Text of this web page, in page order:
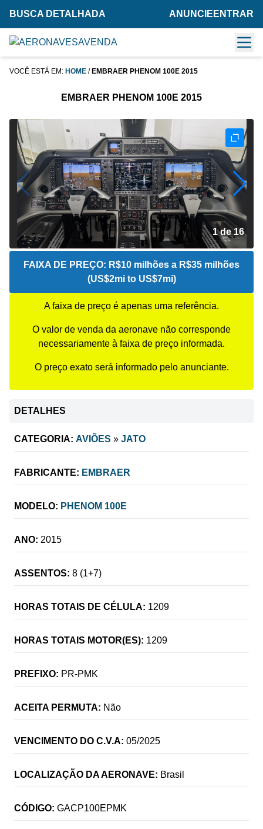
BUSCA DETALHADA ANUNCIE ENTRAR
VOCÊ ESTÁ EM: HOME / EMBRAER PHENOM 100E 2015
EMBRAER PHENOM 100E 2015
2 de 16
FAIXA DE PREÇO: R$10 milhões a R$35 milhões
(US$2mi to US$7mi)
A faixa de preço é apenas uma referência.
O valor de venda da aeronave não corresponde
necessariamente à faixa de preço informada.
O preço exato será informado pelo anunciante.
DETALHES
CATEGORIA: AVIÕES » JATO
FABRICANTE: EMBRAER
MODELO: PHENOM 100E
ANO: 2015
ASSENTOS: 8 (1+7)
HORAS TOTAIS DE CÉLULA: 1209
HORAS TOTAIS MOTOR(ES): 1209
PREFIXO: PR-PMK
ACEITA PERMUTA: Não
VENCIMENTO DO C.V.A: 05/2025
LOCALIZAÇÃO DA AERONAVE: Brasil
CÓDIGO: GACP100EPMK